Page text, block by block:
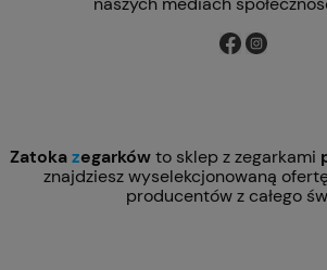
Zatokazegarkówto sklep z zegarkami
znajdziesz wyselekcjonowaną
producentów z całego